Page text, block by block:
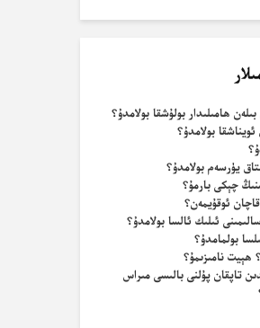
ھامىلىدار بولۇشقا بولامدۇ؟
بولامدۇ؟
يۈرسەم بولامدۇ؟
چېكى بارمۇ؟
قاچان ئوقۇيمەن؟
ئىلىك ئالسا بولامدۇ؟
بولمامدۇ؟
ھېيت نامىزىمۇ؟
تاپقان پۇلنى بالىسى مىراس